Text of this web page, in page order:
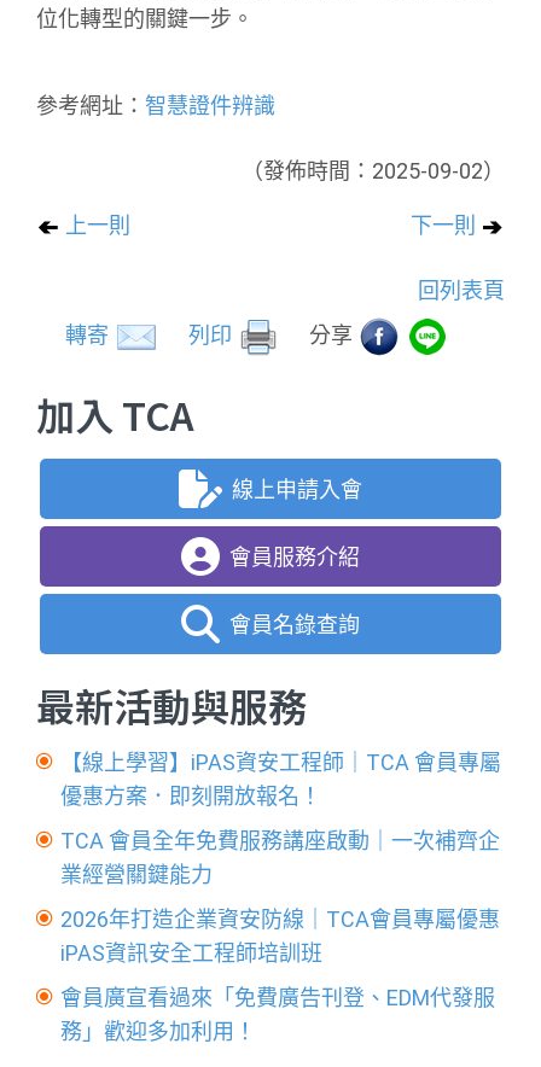
位化轉型的關鍵一步。
參考網址： 智慧證件辨識
（發佈時間：2025-09-02）
上一則 下一則
回列表頁
轉寄
列印 分享
加入 TCA
線上申請入會
會員服務介紹
會員名錄查詢
最新活動與服務
【線上學習】iPAS資安工程師｜TCA 會員專屬
優惠方案．即刻開放報名！
TCA 會員全年免費服務講座啟動｜一次補齊企
業經營關鍵能力
2026年打造企業資安防線｜TCA會員專屬優惠
iPAS資訊安全工程師培訓班
會員廣宣看過來「免費廣告刊登、EDM代發服
務」歡迎多加利用！